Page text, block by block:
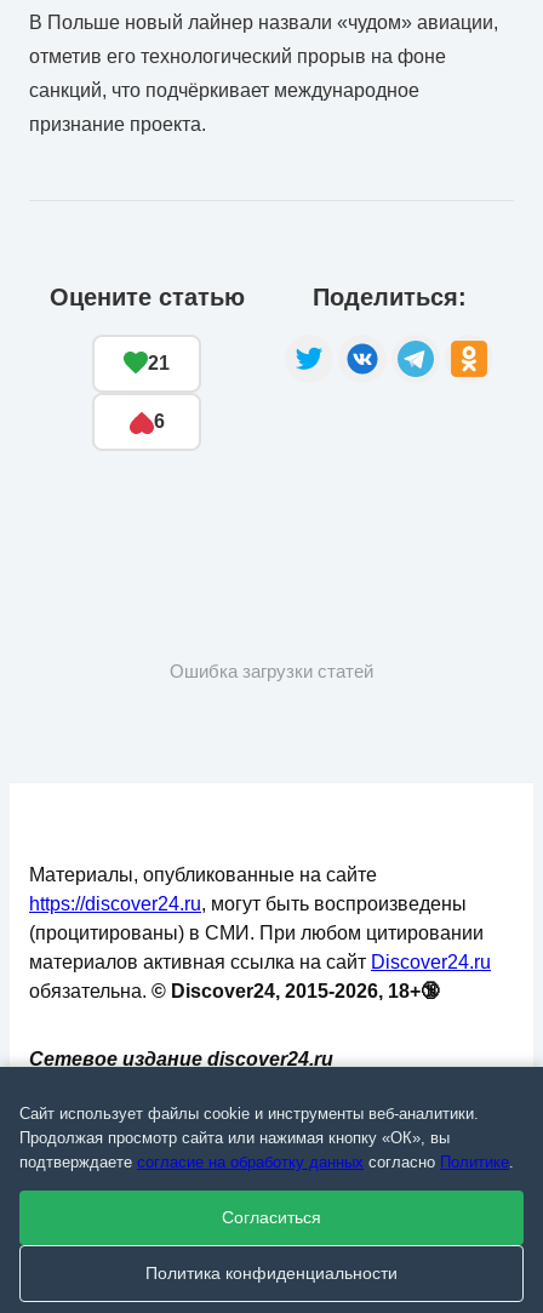
В Польше новый лайнер назвали «чудом» авиации,
отметив его технологический прорыв на фоне
санкций, что подчёркивает международное
признание проекта.
Оцените статью
21
6
Поделиться:
Ошибка загрузки статей
✅ 📄 💬 🔐 📝 ⚙️
Сетевое издание discover24.ru
надзору в сфере связи, информационных
технологий и массовых коммуникаций
(Роскомнадзор). Регистрационный номер: ЭЛ №
Материалы, опубликованные на сайте
https://discover24.ru, могут быть воспроизведены
(процитированы) в СМИ. При любом цитировании
материалов активная ссылка на сайт Discover24.ru
обязательна. © Discover24, 2015-2026, 18+🔞
Сайт использует файлы cookie и инструменты веб-аналитики.
Продолжая просмотр сайта или нажимая кнопку «ОК», вы
подтверждаете согласие на обработку данных согласно Политике.
Согласиться
Политика конфиденциальности